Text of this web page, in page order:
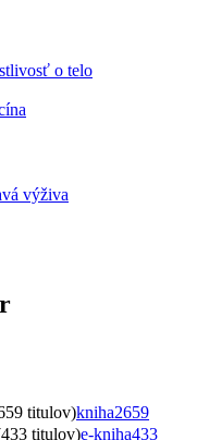
o telo
výživa
titulov)kniha2659
titulov)e-kniha433